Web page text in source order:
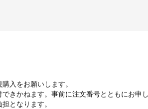
入をお願いします。
きかねます。事前に注文番号とともにお申し
となります。